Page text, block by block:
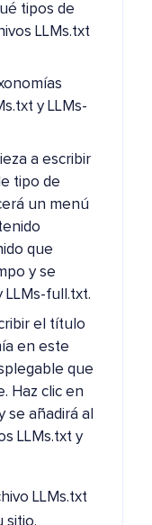
tipos de
LLMs.txt
y LLMs-
a escribir
tipo de
un menú
que
y se
LLMs-full.txt.
el título
en este
que
Haz clic en
se añadirá al
LLMs.txt y
LLMs.txt